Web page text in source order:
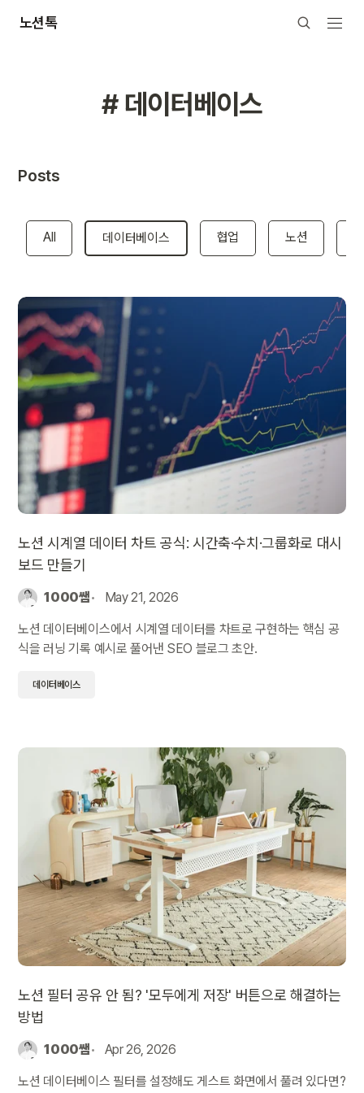
노션톡
# 데이터베이스
Posts
All 데이터베이스 협업 노션
노션 시계열 데이터 차트 공식: 시간축·수치·그룹화로 대시
보드 만들기
1000쌤 May 21, 2026
노션 데이터베이스에서 시계열 데이터를 차트로 구현하는 핵심 공
식을 러닝 기록 예시로 풀어낸 SEO 블로그 초안.
데이터베이스
노션 필터 공유 안 됨? '모두에게 저장' 버튼으로 해결하는
방법
1000쌤 Apr 26, 2026
노션 데이터베이스 필터를 설정해도 게스트 화면에서 풀려 있다면?